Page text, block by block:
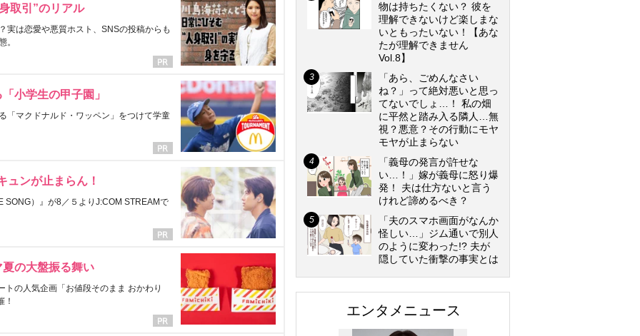
取引”のリアル
実は恋愛や悪質ホスト、SNSの投稿からも
。
小学生の甲子園」
「マクドナルド・ワッペン」をつけて学童
ュンが止まらん！
SONG）』が8／５よりJ:COM STREAMで
の大盤振る舞い
の人気企画「お値段そのまま おかわり
！
物は持ちたくない？ 彼を
理解できないけど楽しまな
いともったいない！【あな
たが理解できません
Vol.8】
「あら、ごめんなさい
ね？」って絶対悪いと思っ
てないでしょ…！ 私の畑
に平然と踏み入る隣人…無
視？悪意？その行動にモヤ
モヤが止まらない
「義母の発言が許せな
い…！」嫁が義母に怒り爆
発！ 夫は仕方ないと言う
けれど諦めるべき？
「夫のスマホ画面がなんか
怪しい…」ジム通いで別人
のように変わった!? 夫が
隠していた衝撃の事実とは
エンタメニュース